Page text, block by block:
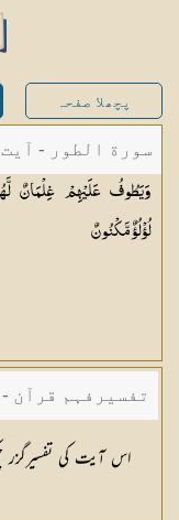
پچھلا صفحہ
سورة الطور - آیت 24
وَيَطُوفُ عَلَيْهِمْ غِلْمَانٌ
لُؤْلُؤٌمَّكْنُونٌ
تفسیرفہم قرآن
اس آیت کی